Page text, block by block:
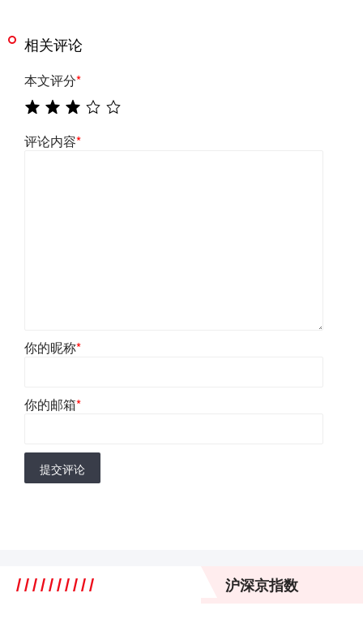
相关评论
本文评分*
评论内容*
你的昵称*
你的邮箱*
提交评论
沪深京指数